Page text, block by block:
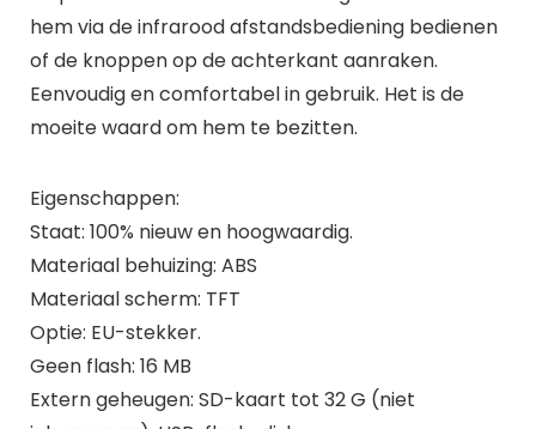
hem via de infrarood afstandsbediening bedienen
of de knoppen op de achterkant aanraken.
Eenvoudig en comfortabel in gebruik. Het is de
moeite waard om hem te bezitten.
Eigenschappen:
Staat: 100% nieuw en hoogwaardig.
Materiaal behuizing: ABS
Materiaal scherm: TFT
Optie: EU-stekker.
Geen flash: 16 MB
Extern geheugen: SD-kaart tot 32 G (niet